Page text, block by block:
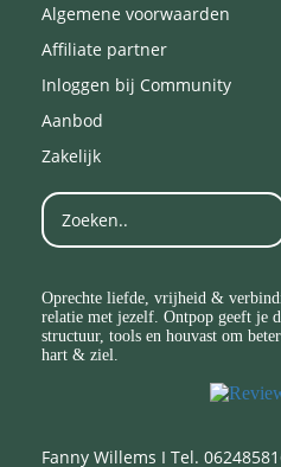
Algemene voorwaarden
Affiliate partner
Inloggen bij Community
Aanbod
Zakelijk
Oprechte liefde, vrijheid &
relatie met jezelf. Ontpop geeft je
structuur, tools en houvast om
hart & ziel.
Fanny Willems I Tel.